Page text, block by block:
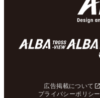
広告掲載について
プライバシーポリシー